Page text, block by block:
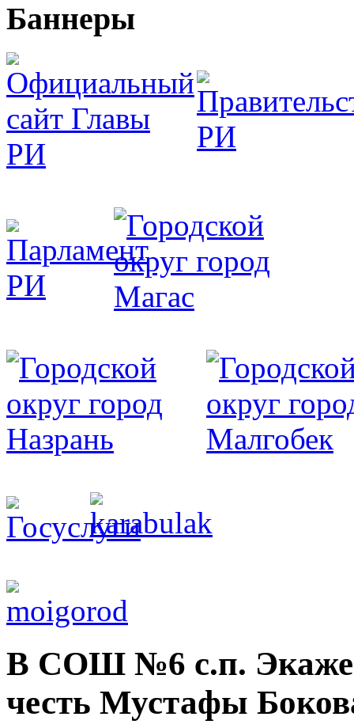
Баннеры
В СОШ №6 с.п.
честь Мустафы